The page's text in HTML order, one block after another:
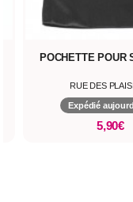
POCHETTE POUR
RUE DES
Expédié
5,90€